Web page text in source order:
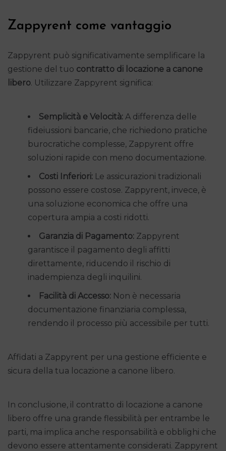
Zappyrent come vantaggio
Zappyrent può significativamente semplificare la
gestione del tuo contratto di locazione a canone
libero. Utilizzare Zappyrent significa:
Semplicità e Velocità: A differenza delle
fideiussioni bancarie, che richiedono pratiche
burocratiche complesse, Zappyrent offre
soluzioni rapide con meno documentazione.
Costi Inferiori: Le assicurazioni tradizionali
possono essere costose. Zappyrent, invece, è
una soluzione economica che offre una
copertura ampia a costi ridotti.
Garanzia di Pagamento: Zappyrent
garantisce il pagamento degli affitti
direttamente, riducendo il rischio di
inadempienza degli inquilini.
Facilità di Accesso: Non è necessaria
documentazione finanziaria complessa,
rendendo il processo più accessibile per tutti.
Affidati a Zappyrent per una gestione efficiente e
sicura della tua locazione a canone libero.
In conclusione, il contratto di locazione a canone
libero offre una grande flessibilità per entrambe le
parti, ma implica anche responsabilità e obblighi che
devono essere attentamente considerati. Zappyrent